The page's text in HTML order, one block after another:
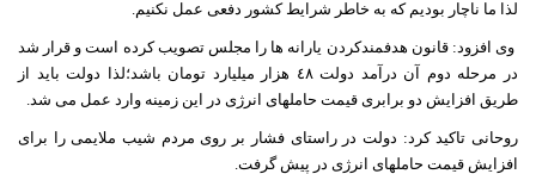
لذا ما ناچار بودیم که به خاطر شرایط کشور دفعی عمل نکنیم.
وی افزود: قانون هدفمندکردن یارانه ها را مجلس تصویب کرده است و قرار شد
در مرحله دوم آن درآمد دولت ٤٨ هزار میلیارد تومان باشد؛لذا دولت باید از
طریق افزایش دو برابری قیمت حاملهای انرژی در این زمینه وارد عمل می شد.
روحانی تاکید کرد: دولت در راستای فشار بر روی مردم شیب ملایمی را برای
افزایش قیمت حاملهای انرژی در پیش گرفت.